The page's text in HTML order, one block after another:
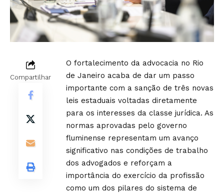
Compartilhar
O fortalecimento da advocacia no Rio
de Janeiro acaba de dar um passo
importante com a sanção de três novas
leis estaduais voltadas diretamente
para os interesses da classe jurídica. As
normas aprovadas pelo governo
fluminense representam um avanço
significativo nas condições de trabalho
dos advogados e reforçam a
importância do exercício da profissão
como um dos pilares do sistema de